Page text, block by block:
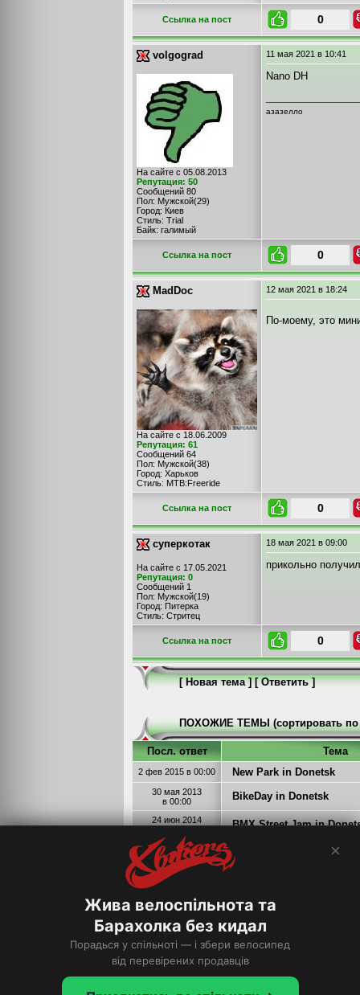
Cсылка на пост 0
volgograd
На сайте с 05.08.2013
Репутация: 50
Сообщений 80
Пол: Мужской(29)
Город: Киев
Стиль: Trial
Байк: галимый
11 мая 2021 в 10:41
Nano DH
азазелло
Cсылка на пост 0
MadDoc
На сайте с 18.06.2009
Репутация: 61
Сообщений 64
Пол: Мужской(38)
Город: Харьков
Стиль: MTB:Freeride
12 мая 2021 в 18:24
По-моему, это
Cсылка на пост 0
суперкотак
На сайте с 17.05.2021
Репутация: 0
Сообщений 1
Пол: Мужской(19)
Город: Питерка
Стиль: Стритец
18 мая 2021 в 09:00
прикольно
Cсылка на пост 0
[Новая тема] [Ответить]
ПОХОЖИЕ ТЕМЫ (сортировать по
Посл. ответ Тема
2 фев 2015 в 00:00 New Park in Donetsk
30 мая 2013
в 00:00
BikeDay in Donetsk
24 июн 2014
BMX Street Jam in
28 сен 2010в 00:00 Donetsk Dual race 21
На страницу
28 окт 2011
Список форумов ›››› Видео
Форум:
×
Жива велоспільнота та
Барахолка без кидал
Порадься у спільноті — і збери велосипед
від перевірених продавців